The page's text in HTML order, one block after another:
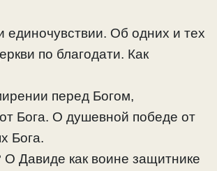
Об одних и тех
по благодати. Как
перед Богом,
Бога. О душевной победе от
Бога.
О Давиде как воине защитнике